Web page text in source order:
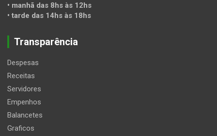
• manhã das 8hs às 12hs
• tarde das 14hs às 18hs
Transparência
Despesas
Receitas
Servidores
Empenhos
Balancetes
Graficos